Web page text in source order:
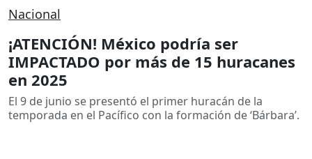
Nacional
¡ATENCIÓN! México podría ser
IMPACTADO por más de 15 huracanes
en 2025
El 9 de junio se presentó el primer huracán de la
temporada en el Pacífico con la formación de ‘Bárbara’.